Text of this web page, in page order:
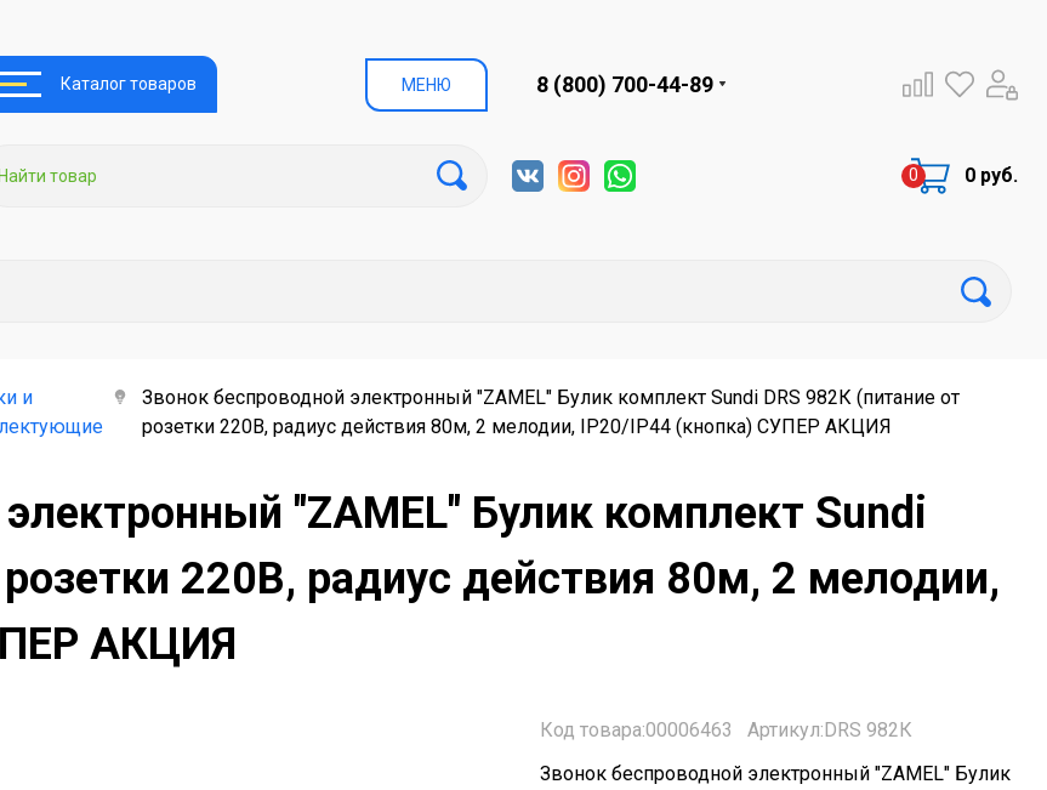
Каталог товаров МЕНЮ 8 (800) 700-44-89
0 руб.
и
Звонок беспроводной электронный "ZAMEL" Булик комплект Sundi DRS 982К (питание от
розетки 220В, радиус действия 80м, 2 мелодии, IP20/IP44 (кнопка) СУПЕР АКЦИЯ
"ZAMEL" Булик комплект Sundi
220В, радиус действия 80м, 2 мелодии,
АКЦИЯ
Код товара:00006463
Артикул:DRS 982К
Звонок беспроводной электронный "ZAMEL" Булик